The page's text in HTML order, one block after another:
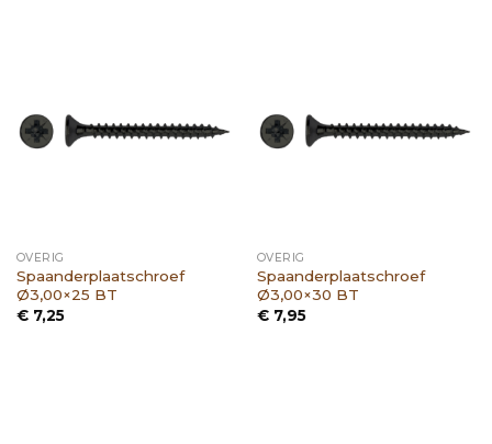
OVERIG
Spaanderplaatschroef
Ø3,00×25 BT
€7,25
OVERIG
Spaanderplaatschroef
Ø3,00×30 BT
€7,95